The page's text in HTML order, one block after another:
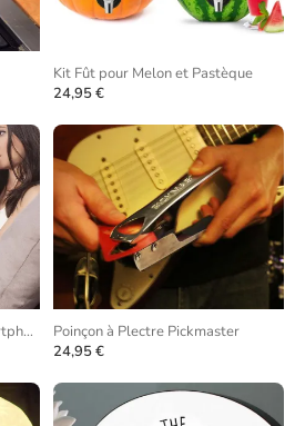
Kit Fût pour Melon et Pastèque
24,95 €
Spider Stand - Tablet & Smartphone
Poinçon à Plectre Pickmaster
24,95 €